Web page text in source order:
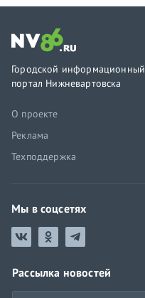
Городской информационный
портал Нижневартовска
О проекте
Реклама
Техподдержка
Мы в соцсетях
Рассылка новостей